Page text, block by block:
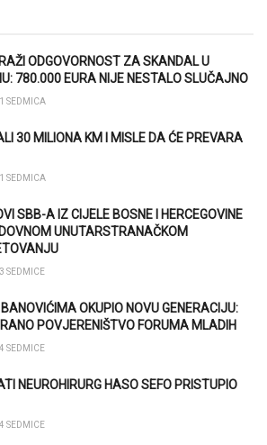
ODGOVORNOST ZA SKANDAL U
780.000 EURA NIJE NESTALO SLUČAJNO
SEDMICA
30 MILIONA KM I MISLE DA ĆE PREVARA
SEDMICA
SBB-A IZ CIJELE BOSNE I HERCEGOVINE
UNUTARSTRANAČKOM
SEDMICE
OKUPIO NOVU GENERACIJU:
POVJERENIŠTVO FORUMA MLADIH
SEDMICE
NEUROHIRURG HASO SEFO PRISTUPIO
SEDMICE